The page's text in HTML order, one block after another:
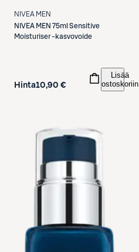
NIVEA MEN
NIVEA MEN 75ml Sensitive
Moisturiser -kasvovoide
Hinta10,90 €
Lisää
ostoskoriin